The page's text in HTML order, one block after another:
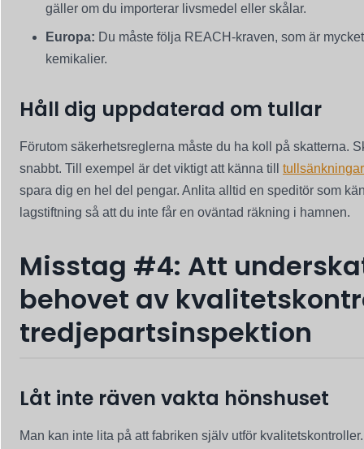
gäller om du importerar livsmedel eller skålar.
Europa: Du måste följa REACH-kraven, som är
kemikalier.
Håll dig uppdaterad om tullar
Förutom säkerhetsreglerna måste du ha koll på skatterna.
snabbt. Till exempel är det viktigt att känna till
spara dig en hel del pengar. Anlita alltid en speditör som
lagstiftning så att du inte får en oväntad räkning i hamnen.
Misstag #4: Att
behovet av
tredjepartsinspektion
Låt inte räven vakta hönshuset
Man kan inte lita på att fabriken själv utför